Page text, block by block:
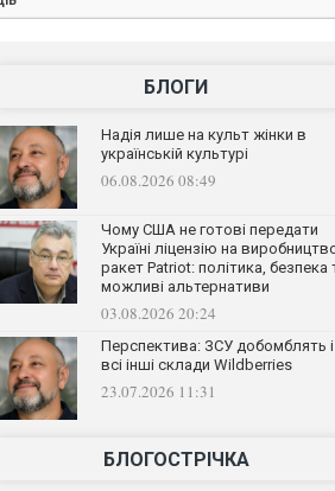
БЛОГИ
Надія лише на культ жінки в
українській культурі
06.08.2026 08:49
Чому США не готові передати
Україні ліцензію на
ракет Patriot: політика, безпека
можливі альтернативи
03.08.2026 20:24
Перспектива: ЗСУ добомблять і
всі інші склади Wildberries
23.07.2026 11:31
БЛОГОСТРІЧКА